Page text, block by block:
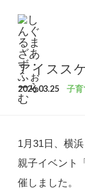
アイスス
2026.03.25 子
1月31日、横
親子イベント
催しました。